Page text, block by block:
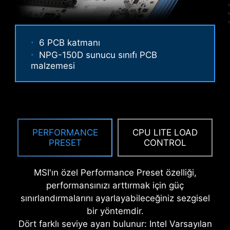
6 PCB katmanı
NPG-150D sunucu sınıfı PCB
malzemesi
PERFORMANCE
PRESET
CPU LITE LOAD
CONTROL
MSI'ın özel Performance Preset özelliği,
performansınızı arttırmak için güç
sınırlandırmalarını ayarlayabileceğiniz sezgisel
bir yöntemdir.
Dört farklı seviye ayarı bulunur: Intel Varsayılan
Performance, Benchmark ve Memtest
doğrultusunda ideal konfigürasyonu
hızla belirleme esnekliği sunar.
PASLANMAZ ÇELIK G/Ç PANELI
G/Ç panellerine göre çok daha dayanıklıdır.